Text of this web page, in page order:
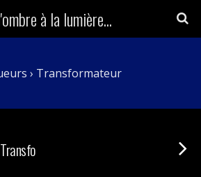
à la lumière...
› Transformateur